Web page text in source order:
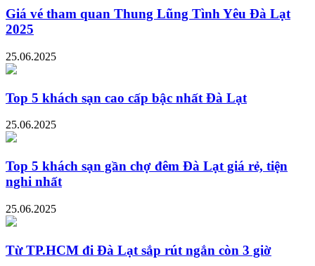
Giá vé tham quan Thung Lũng Tình Yêu Đà Lạt
2025
25.06.2025
Top 5 khách sạn cao cấp bậc nhất Đà Lạt
25.06.2025
Top 5 khách sạn gần chợ đêm Đà Lạt giá rẻ, tiện
nghi nhất
25.06.2025
Từ TP.HCM đi Đà Lạt sắp rút ngắn còn 3 giờ